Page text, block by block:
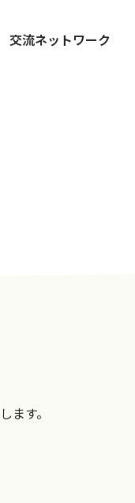
交流ネットワーク
ます。